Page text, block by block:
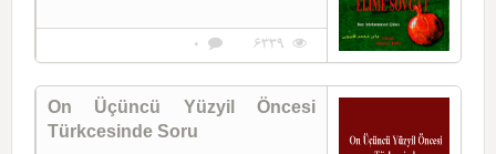
6339
0
On Üçüncü Yüzyil Öncesi
Türkcesinde Soru